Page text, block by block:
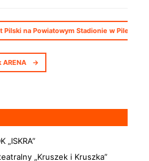
Pilski na Powiatowym Stadionie w Pile
ARENA →
„ISKRA”
„Kruszek i Kruszka”